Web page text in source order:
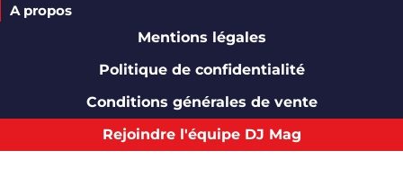
A propos
Mentions légales
Politique de confidentialité
Conditions générales de vente
Rejoindre l'équipe DJ Mag